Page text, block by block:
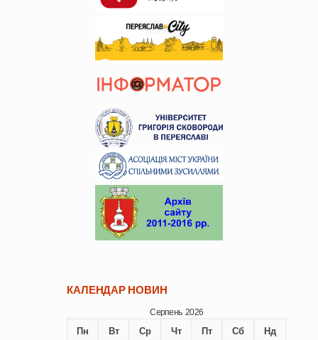
КАЛЕНДАР НОВИН
Серпень 2026
Пн Вт Ср Чт Пт Сб Нд